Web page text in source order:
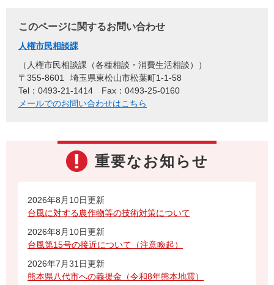
このページに関するお問い合わせ
人権市民相談課
人権市民相談課（各種相談・消費生活相談）
〒355-8601
埼玉県東松山市松葉町1-1-58
Tel：0493-21-1414
Fax：0493-25-0160
メールでのお問い合わせはこちら
重要なお知らせ
2026年8月10日更新
台風に対する農作物等の技術対策について
2026年8月10日更新
台風第15号の接近について（注意喚起）
2026年7月31日更新
熊本県八代市への義援金（令和8年熊本地震）